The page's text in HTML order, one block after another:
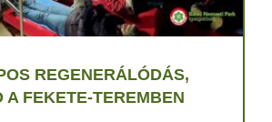
REGENERÁLÓDÁS,
A FEKETE-TEREMBEN